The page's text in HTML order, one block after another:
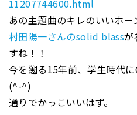
11207744600.html
あの主題曲のキレのいいホー
村田陽一さんのsolid blassが
すね！！
今を遡る15年前、学生時代
(^-^)
通りでかっこいいはず。